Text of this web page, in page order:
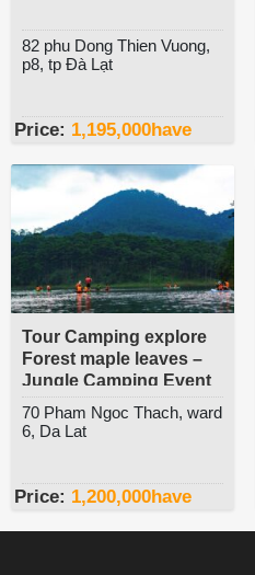
82 phu Dong Thien Vuong,
p8, tp Đà Lạt
Price: 1,195,000have
Tour Camping explore
Forest maple leaves –
Jungle Camping Event
70 Pham Ngoc Thach, ward
6, Da Lat
Price: 1,200,000have